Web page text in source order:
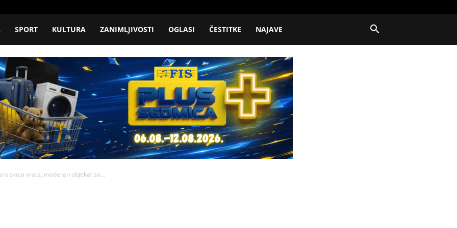
SPORT KULTURA ZANIMLJIVOSTI OGLASI ČESTITKE NAJAVE
svoja vrata, moderan objekat sa...